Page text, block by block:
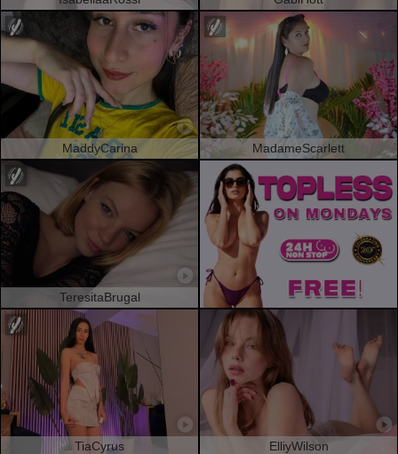
MaddyCarina MadameScarlett
TeresitaBrugal
TiaCyrus ElliyWilson